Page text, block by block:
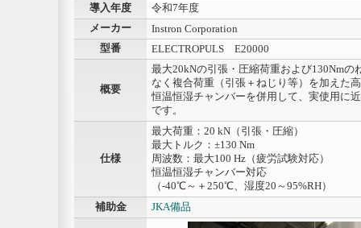
導入年度
令和7年度
メーカー
Instron Corporation
型番
ELECTROPULS E20000
概要
最大20kNの引張・圧縮荷重および130Nmの
なく複合荷重（引張＋ねじり等）を加えた
恒温恒湿チャンバーを併用して、実使用に
です。
仕様
最大荷重：20 kN（引張・圧縮）
最大トルク：±130 Nm
周波数：最大100 Hz（疲労試験対応）
恒温恒湿チャンバー対応
（-40℃～＋250℃、湿度20～95%RH）
補助金
JKA備品